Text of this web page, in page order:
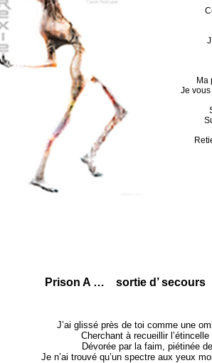
Ma
Je
Prison A … sortie d’ secours
J’ai glissé près de toi comme une
Cherchant à recueillir l’étincelle
Dévorée par la faim, piétinée
Je n’ai trouvé qu’un spectre aux yeux